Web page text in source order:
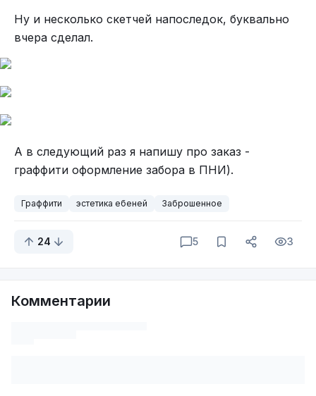
Ну и несколько скетчей напоследок, буквально
вчера сделал.
А в следующий раз я напишу про заказ -
граффити оформление забора в ПНИ).
Граффити эстетика ебеней Заброшенное
24 5 3
Комментарии